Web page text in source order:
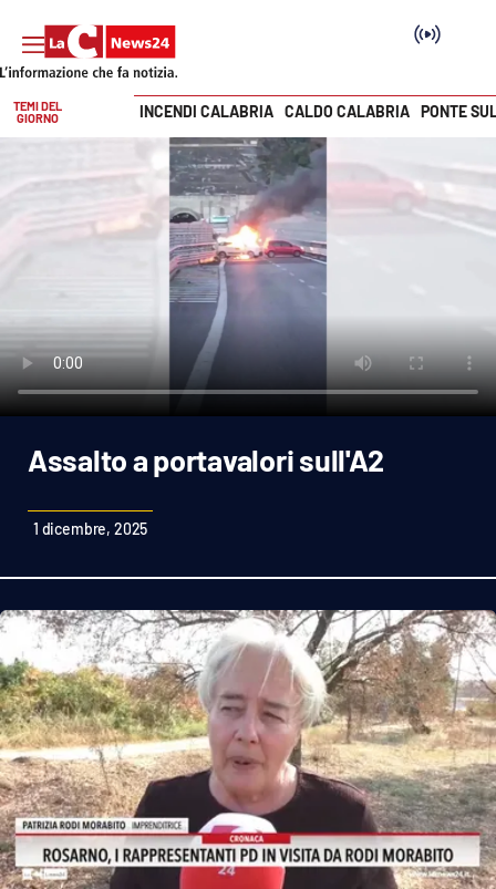
SEZIONI
Cronaca
Attualità
Economia e lavoro
Italia Mondo
Sanità
Cultura
Podcast
Meteo
Editoriali
VIDEO
Vai
TEMI DEL
GIORNO
INCENDI CALABRIA CALDO CALABRIA PONTE
Assalto a portavalori sull'A2
1 dicembre, 2025